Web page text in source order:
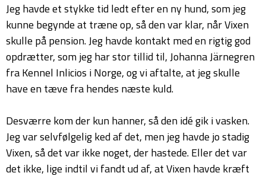
Jeg havde et stykke tid ledt efter en ny hund, som jeg
kunne begynde at træne op, så den var klar, når Vixen
skulle på pension. Jeg havde kontakt med en rigtig god
opdrætter, som jeg har stor tillid til, Johanna Järnegren
fra Kennel Inlicios i Norge, og vi aftalte, at jeg skulle
have en tæve fra hendes næste kuld.
Desværre kom der kun hanner, så den idé gik i vasken.
Jeg var selvfølgelig ked af det, men jeg havde jo stadig
Vixen, så det var ikke noget, der hastede. Eller det var
det ikke, lige indtil vi fandt ud af, at Vixen havde kræft